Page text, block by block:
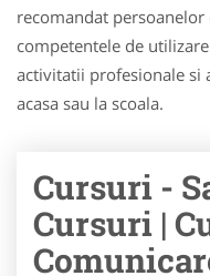
recomandat persoanelor
competentele de
activitatii profesionale si
acasa sau la scoala.
Cursuri -
Cursuri |